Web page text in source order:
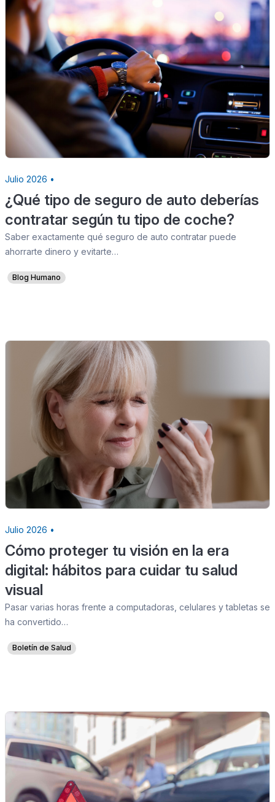
Julio 2026 •
¿Qué tipo de seguro de auto deberías
contratar según tu tipo de coche?
Saber exactamente qué seguro de auto contratar puede
ahorrarte dinero y evitarte…
Blog Humano
Julio 2026 •
Cómo proteger tu visión en la era
digital: hábitos para cuidar tu salud
visual
Pasar varias horas frente a computadoras, celulares y tabletas se
ha convertido…
Boletín de Salud